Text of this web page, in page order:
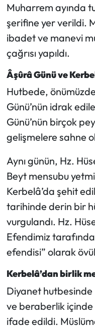
Muharrem ayında
şerifine yer verildi.
ibadet ve manevi
çağrısı yapıldı.
Âşûrâ Günü ve
Hutbede,
Günü’nün idrak
Günü’nün birçok
gelişmelere sahne
Aynı günün, Hz.
Beyt mensubu
Kerbelâ’da şehit
tarihinde derin bir
vurgulandı. Hz.
Efendimiz
efendisi” olarak
Kerbelâ’dan birlik
Diyanet hutbesinde
ve beraberlik içinde
ifade edildi.
Sungurlu
Turizm
Yaşam
Yayla Haber
Yerel Haberler